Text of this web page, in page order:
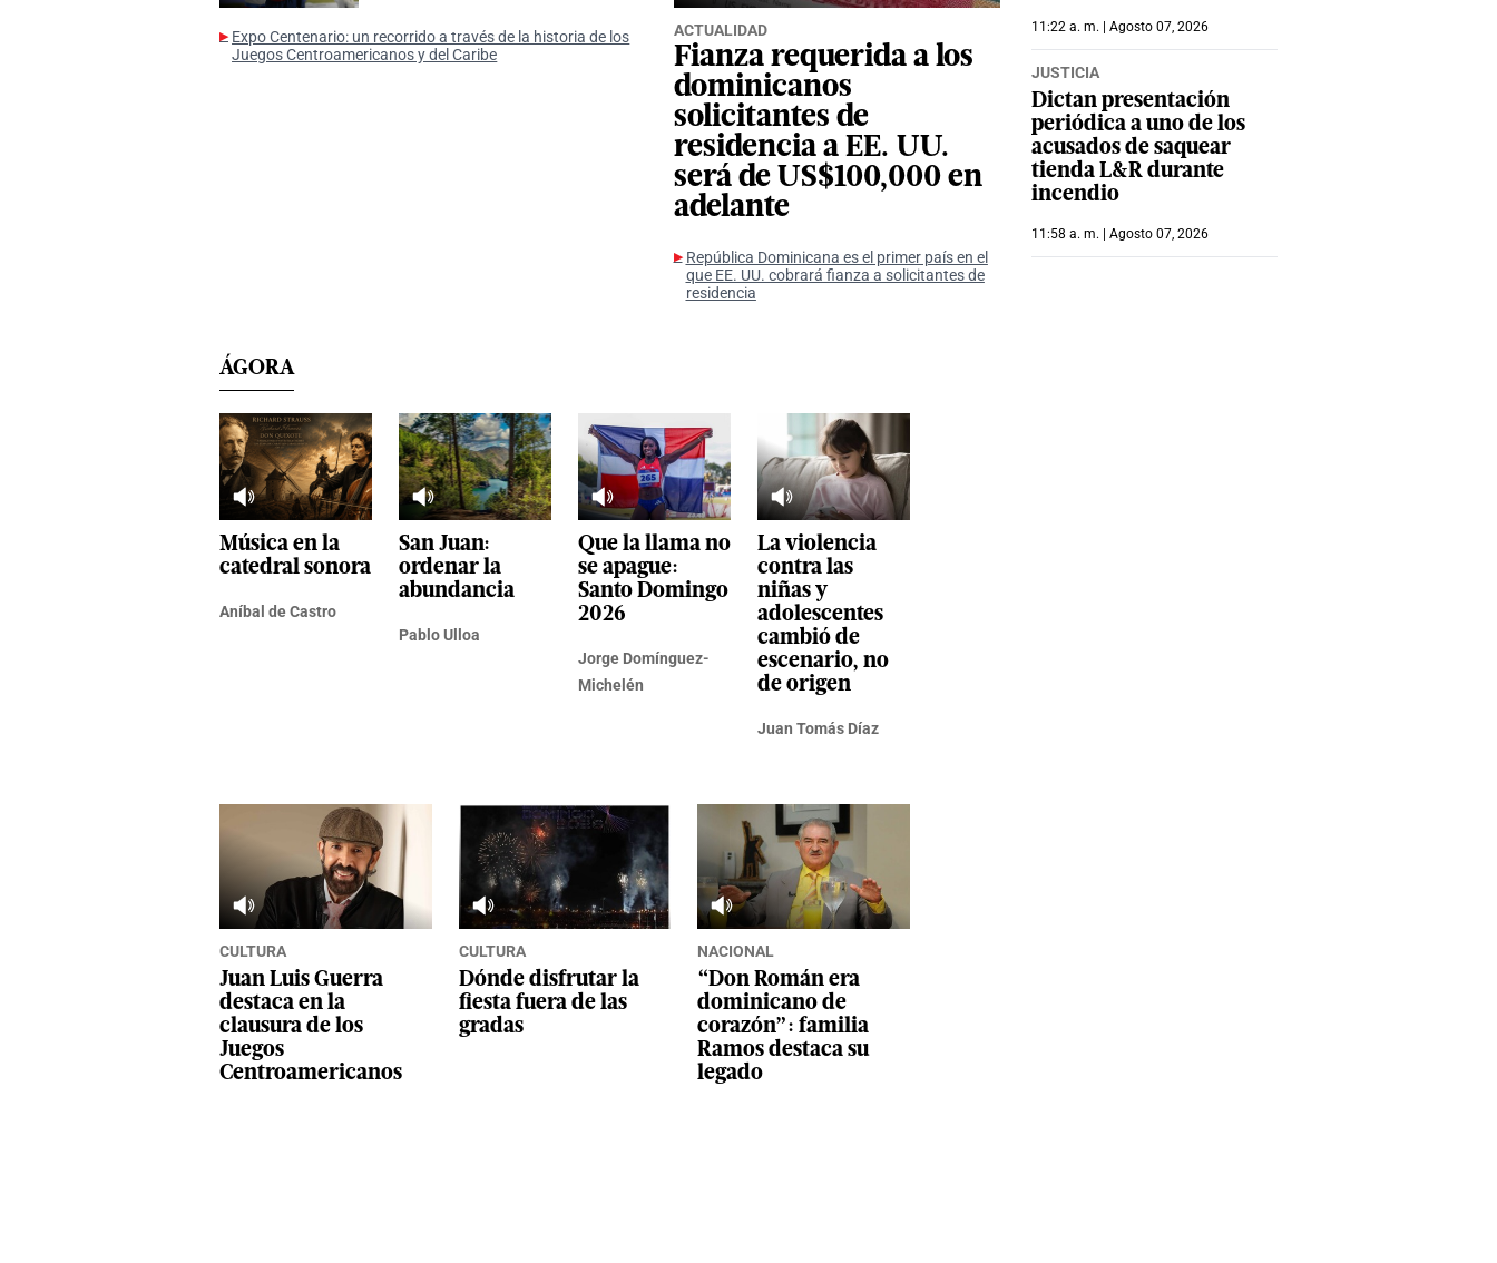
Expo Centenario: un recorrido a través de la historia de los
Juegos Centroamericanos y del Caribe
ACTUALIDAD
Fianza requerida a los
dominicanos
solicitantes de
residencia a EE. UU.
será de US$100,000 en
adelante
República Dominicana es el primer país en el
que EE. UU. cobrará fianza a solicitantes de
residencia
11:22 a. m. | Agosto 07, 2026
JUSTICIA
Dictan presentación
periódica a uno de los
acusados de saquear
tienda L&R durante
incendio
11:58 a. m. | Agosto 07, 2026
ÁGORA
Música en la
catedral sonora
Aníbal de Castro
San Juan:
ordenar la
abundancia
Pablo Ulloa
Que la llama no
se apague:
Santo Domingo
2026
Jorge Domínguez-
Michelén
La violencia
contra las
niñas y
adolescentes
cambió de
escenario, no
de origen
Juan Tomás Díaz
CULTURA
Juan Luis Guerra
destaca en la
clausura de los
Juegos
Centroamericanos
CULTURA
Dónde disfrutar la
fiesta fuera de las
gradas
NACIONAL
“Don Román era
dominicano de
corazón”: familia
Ramos destaca su
legado